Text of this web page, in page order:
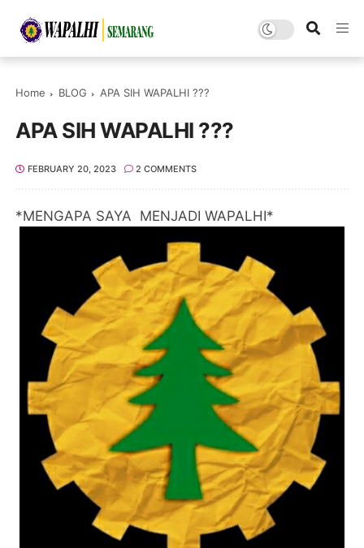
Home BLOG APA SIH WAPALHI ???
APA SIH WAPALHI ???
FEBRUARY 20, 2023 2 COMMENTS
*MENGAPA SAYA MENJADI WAPALHI*